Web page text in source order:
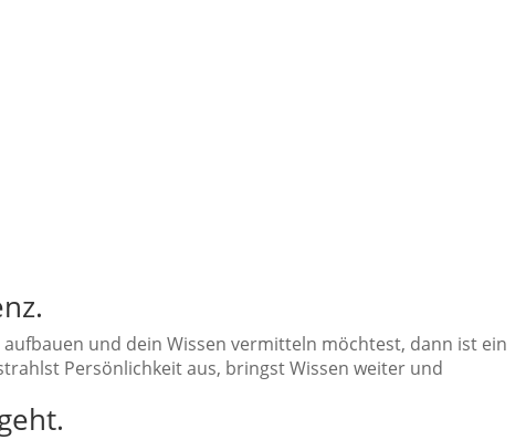
und dein Wissen vermitteln möchtest, dann ist ein
Persönlichkeit aus, bringst Wissen weiter und